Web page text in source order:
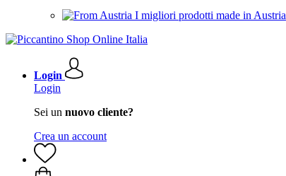
I migliori prodotti made in Austria
Login
Login
Sei un nuovo cliente?
Crea un account